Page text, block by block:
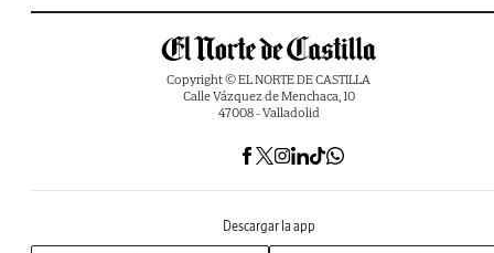
Copyright © EL NORTE DE CASTILLA
Calle Vázquez de Menchaca, 10
47008 - Valladolid
Descargar la app